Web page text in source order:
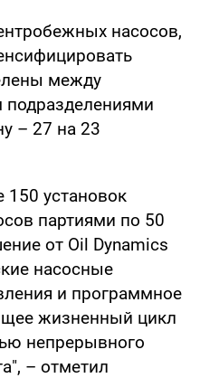
насосов,
между
– 27 на 23
установок
партиями по 50
от Oil Dynamics
насосные
и программное
жизненный цикл
непрерывного
– отметил